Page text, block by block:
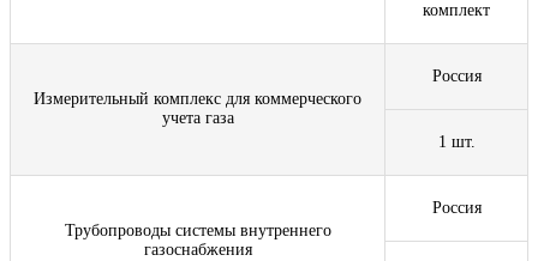
комплект
Измерительный комплекс для коммерческого
учета газа
Россия
1 шт.
Трубопроводы системы внутреннего
газоснабжения
Россия